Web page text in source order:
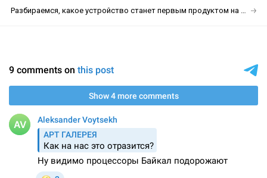
Разбираемся, какое устройство станет первым продуктом на M6 и когда именно его покажут